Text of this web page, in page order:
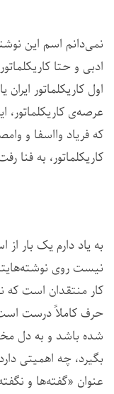
نمی‌دانم اسم این
ادبی و حتا
اول کاریکلماتور
عرصه‌ی
که فریاد وااسفا و
کاریکلماتور، به فنا
به یاد دارم یک بار
نیست روی
کار منتقدان است که
حرف کاملاً درست
شده باشد و به دل
بگیرد، چه اهمیتی
عنوان «گفته‌ها و